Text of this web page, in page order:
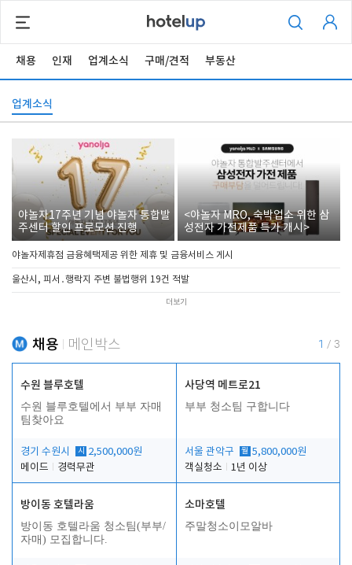
채용 인재 업계소식 구매/견적 부동산
업계소식
야놀자17주년 기념 야놀자 통합발
주센터 할인 프로모션 진행
<야놀자 MRO, 숙박업소 위한 삼
성전자 가전제품 특가 개시>
야놀자제휴점 금융혜택제공 위한 제휴 및 금융서비스 게시
울산시, 피서․행락지 주변 불법행위 19건 적발
더보기
채용 메인박스 1 / 3
수원 블루호텔
수원 블루호텔에서 부부 자매
팀찾아요
경기 수원시 시
2,500,000원
메이드
경력무관
사당역 메트로21
부부 청소팀 구합니다
서울 관악구 월 5,800,000원
객실청소
1년 이상
방이동 호텔라움
방이동 호텔라움 청소팀(부부/
자매) 모집합니다.
소마호텔
주말청소이모알바